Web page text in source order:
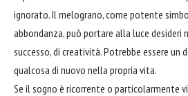
ignorato. Il melograno, come potente
abbondanza, può portare alla luce desideri
successo, di creatività. Potrebbe essere un
qualcosa di nuovo nella propria vita.
Se il sogno è ricorrente o particolarmente